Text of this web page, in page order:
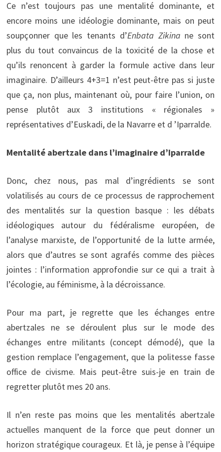
Ce n’est toujours pas une mentalité dominante, et
encore moins une idéologie dominante, mais on peut
soupçonner que les tenants d’Enbata Zikina ne sont
plus du tout convaincus de la toxicité de la chose et
qu’ils renoncent à garder la formule active dans leur
imaginaire. D’ailleurs 4+3=1 n’est peut-être pas si juste
que ça, non plus, maintenant où, pour faire l’union, on
pense plutôt aux 3 institutions « régionales »
représentatives d’Euskadi, de la Navarre et d ’Iparralde.
Mentalité abertzale dans l’imaginaire d’Iparralde
Donc, chez nous, pas mal d’ingrédients se sont
volatilisés au cours de ce processus de rapprochement
des mentalités sur la question basque : les débats
idéologiques autour du fédéralisme européen, de
l’analyse marxiste, de l’opportunité de la lutte armée,
alors que d’autres se sont agrafés comme des pièces
jointes : l’information approfondie sur ce qui a trait à
l’écologie, au féminisme, à la décroissance.
Pour ma part, je regrette que les échanges entre
abertzales ne se déroulent plus sur le mode des
échanges entre militants (concept démodé), que la
gestion remplace l’engagement, que la politesse fasse
office de civisme. Mais peut-être suis-je en train de
regretter plutôt mes 20 ans.
Il n’en reste pas moins que les mentalités abertzale
actuelles manquent de la force que peut donner un
horizon stratégique courageux. Et là, je pense à l’équipe